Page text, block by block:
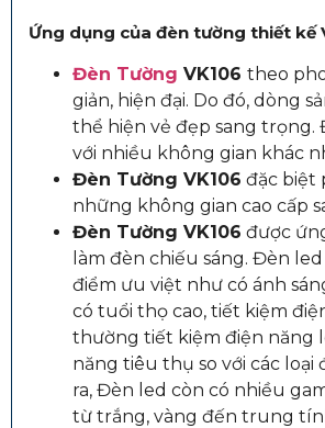
Ứng dụng của đèn tường thiết kế
Đèn Tường VK106 theo
giản, hiện đại. Do đó, dòng
thể hiện vẻ đẹp sang
với nhiều không gian khác
Đèn Tường VK106 đặc biệt
những không gian cao cấp
Đèn Tường VK106 được
làm đèn chiếu sáng. Đèn
điểm ưu việt như có ánh
có tuổi thọ cao, tiết kiệm
thường tiết kiệm điện năng
năng tiêu thụ so với các loại
ra, Đèn led còn có nhiều
từ trắng, vàng đến trung